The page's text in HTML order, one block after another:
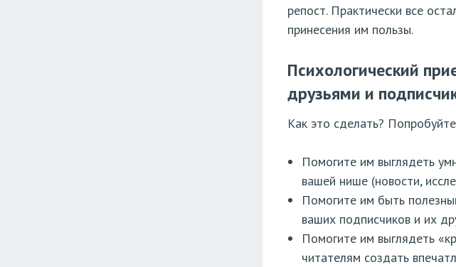
репост. Практически все
принесения им пользы.
Психологический
друзьями и
Как это сделать?
Помогите им выглядеть
вашей нише (новости,
Помогите им быть
ваших подписчиков и их
Помогите им выглядеть
читателям создать